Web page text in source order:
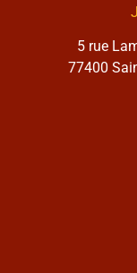
5 rue
77400